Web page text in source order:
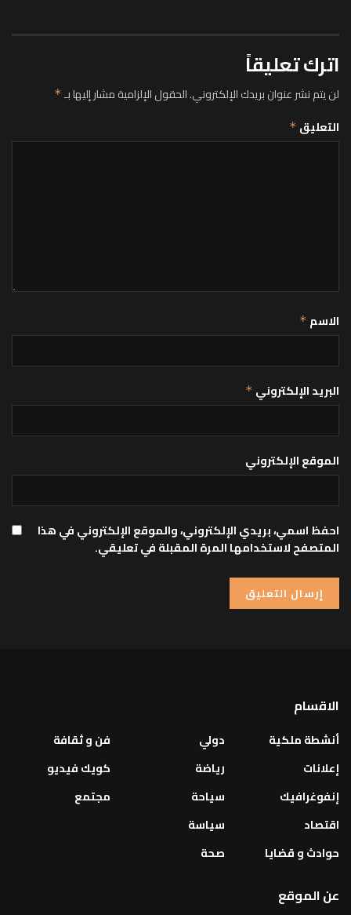
اترك تعليقاً
لن يتم نشر عنوان بريدك الإلكتروني.الحقول الإلزامية مشار إليها بـ*
التعليق *
الاسم *
البريد الإلكتروني *
الموقع الإلكتروني
احفظ اسمي، بريدي الإلكتروني، والموقع الإلكتروني في هذا
المتصفح لاستخدامها المرة المقبلة في تعليقي.
الاقسام
أنشطة ملكية
إعلانات
إنفوغرافيك
اقتصاد
حوادث و قضايا
دولي
رياضة
سياحة
سياسة
صحة
فن و ثقافة
كويك فيديو
مجتمع
عن الموقع